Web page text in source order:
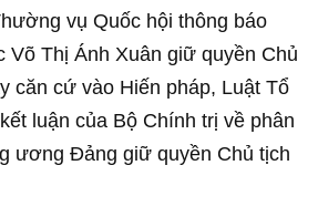
vụ Quốc hội thông báo
Võ Thị Ánh Xuân giữ quyền Chủ
căn cứ vào Hiến pháp, Luật Tổ
luận của Bộ Chính trị về phân
ương Đảng giữ quyền Chủ tịch